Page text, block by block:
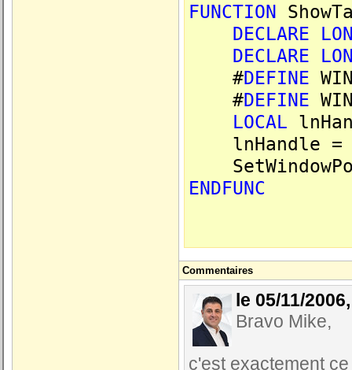
FUNCTION
DECLARE
DECLARE
#DEFINE
#DEFINE
LOCAL
lnHandle =
ENDFUNC
Commentaires
le 05/11/
Bravo Mike,
c'est exactement